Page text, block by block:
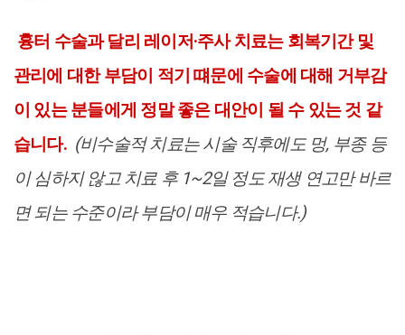
흉터 수술과 달리 레이저·주사 치료는 회복기간 및
관리에 대한 부담이 적기 떄문에 수술에 대해 거부감
이 있는 분들에게 정말 좋은 대안이 될 수 있는 것 같
습니다. (비수술적 치료는 시술 직후에도 멍, 부종 등
이 심하지 않고 치료 후 1~2일 정도 재생 연고만 바르
면 되는 수준이라 부담이 매우 적습니다.)